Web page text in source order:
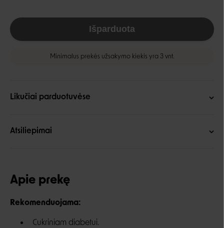
Išparduota
Minimalus prekės užsakymo kiekis yra 3 vnt.
Likučiai parduotuvėse
Atsiliepimai
Apie prekę
Rekomenduojama:
Cukriniam diabetui.